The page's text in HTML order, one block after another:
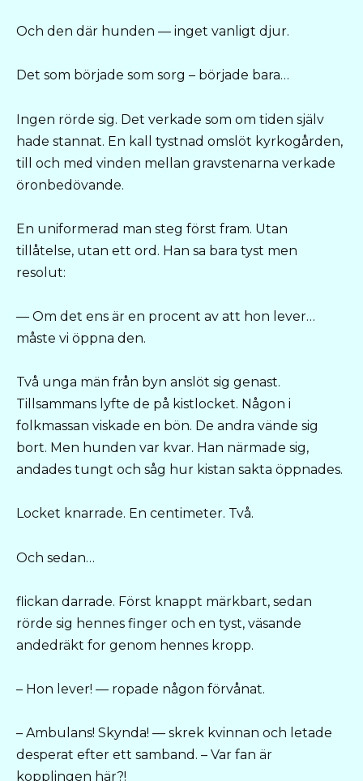
Och den där hunden — inget vanligt djur.
Det som började som sorg – började bara…
Ingen rörde sig. Det verkade som om tiden själv
hade stannat. En kall tystnad omslöt kyrkogården,
till och med vinden mellan gravstenarna verkade
öronbedövande.
En uniformerad man steg först fram. Utan
tillåtelse, utan ett ord. Han sa bara tyst men
resolut:
— Om det ens är en procent av att hon lever…
måste vi öppna den.
Två unga män från byn anslöt sig genast.
Tillsammans lyfte de på kistlocket. Någon i
folkmassan viskade en bön. De andra vände sig
bort. Men hunden var kvar. Han närmade sig,
andades tungt och såg hur kistan sakta öppnades.
Locket knarrade. En centimeter. Två.
Och sedan…
flickan darrade. Först knappt märkbart, sedan
rörde sig hennes finger och en tyst, väsande
andedräkt for genom hennes kropp.
– Hon lever! — ropade någon förvånat.
– Ambulans! Skynda! — skrek kvinnan och letade
desperat efter ett samband. – Var fan är
kopplingen här?!